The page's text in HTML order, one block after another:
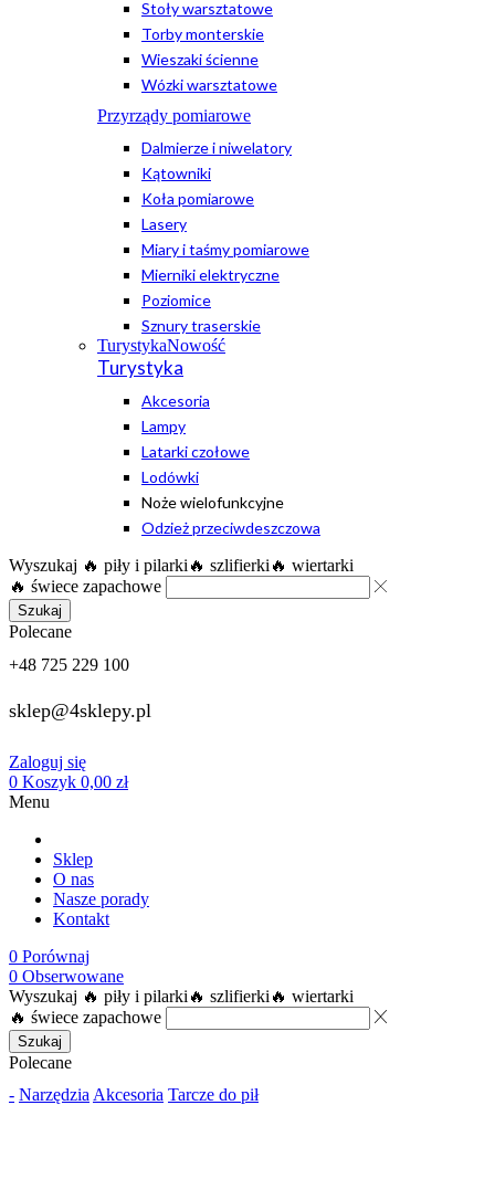
Stoły warsztatowe
Torby monterskie
Wieszaki ścienne
Wózki warsztatowe
Przyrządy pomiarowe
Dalmierze i niwelatory
Kątowniki
Koła pomiarowe
Lasery
Miary i taśmy pomiarowe
Mierniki elektryczne
Poziomice
Sznury traserskie
TurystykaNowość
Turystyka
Akcesoria
Lampy
Latarki czołowe
Lodówki
Noże wielofunkcyjne
Odzież przeciwdeszczowa
Wyszukaj 🔥 piły i pilarki 🔥 szlifierki 🔥 wiertarki
🔥 świece zapachowe
Szukaj
Polecane
+48 725 229 100
sklep@4sklepy.pl
Zaloguj się
0 Koszyk 0,00 zł
Menu
Sklep
O nas
Nasze porady
Kontakt
0 Porównaj
0 Obserwowane
Wyszukaj 🔥 piły i pilarki 🔥 szlifierki 🔥 wiertarki
🔥 świece zapachowe
Szukaj
Polecane
- Narzędzia Akcesoria Tarcze do pił